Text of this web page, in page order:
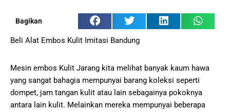
Bagikan
Beli Alat Embos Kulit Imitasi Bandung
Mesin embos Kulit Jarang kita melihat banyak kaum hawa
yang sangat bahagia mempunyai barang koleksi seperti
dompet, jam tangan kulit atau lain sebagainya pokoknya
antara lain kulit. Melainkan mereka mempunyai beberapa